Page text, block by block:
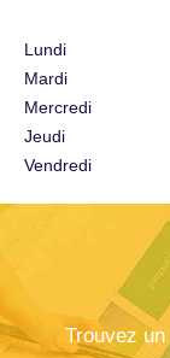
Lundi
Mardi
Mercredi
Jeudi
Vendredi
Trouvez